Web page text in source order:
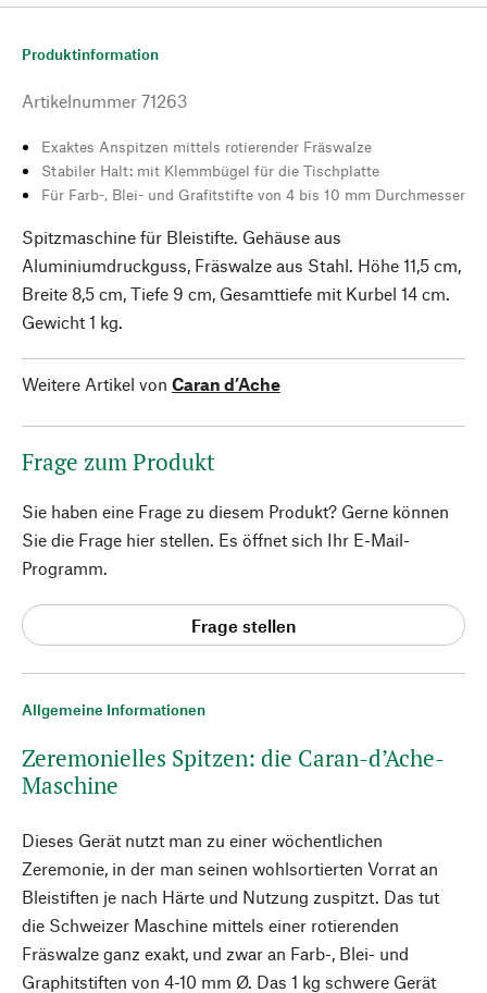
Allgemeine Informationen
Zeremonielles Spitzen: die Caran-d’Ache-
Maschine
Dieses Gerät nutzt man zu einer wöchentlichen
Zeremonie, in der man seinen wohlsortierten Vorrat an
Bleistiften je nach Härte und Nutzung zuspitzt. Das tut
die Schweizer Maschine mittels einer rotierenden
Fräswalze ganz exakt, und zwar an Farb-, Blei- und
Graphitstiften von 4-10 mm Ø. Das 1 kg schwere Gerät
Produktinformation
Artikelnummer 71263
Exaktes Anspitzen mittels rotierender Fräswalze
Stabiler Halt: mit Klemmbügel für die Tischplatte
Für Farb-, Blei- und Grafitstifte von 4 bis 10 mm Durchmesser
Spitzmaschine für Bleistifte. Gehäuse aus
Aluminiumdruckguss, Fräswalze aus Stahl. Höhe 11,5 cm,
Breite 8,5 cm, Tiefe 9 cm, Gesamttiefe mit Kurbel 14 cm.
Gewicht 1 kg.
Weitere Artikel von Caran d’Ache
Frage zum Produkt
Sie haben eine Frage zu diesem Produkt? Gerne können
Sie die Frage hier stellen. Es öffnet sich Ihr E-Mail-
Programm.
Frage stellen